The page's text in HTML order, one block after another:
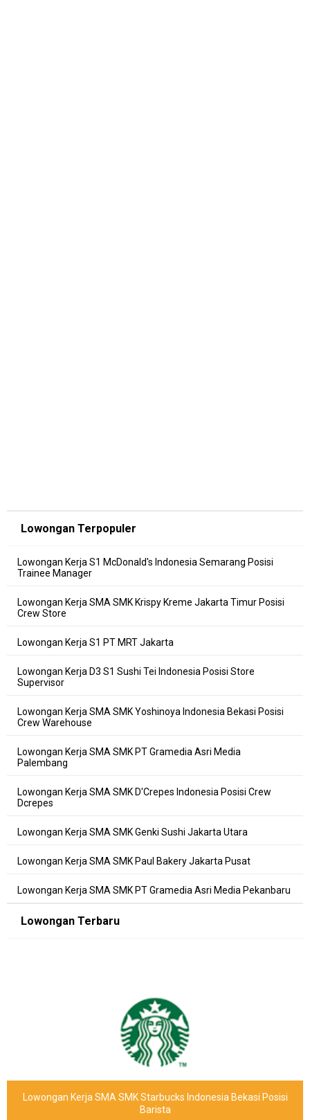
Lowongan Terpopuler
Lowongan Kerja S1 McDonald's Indonesia Semarang Posisi
Trainee Manager
Lowongan Kerja SMA SMK Krispy Kreme Jakarta Timur Posisi
Crew Store
Lowongan Kerja S1 PT MRT Jakarta
Lowongan Kerja D3 S1 Sushi Tei Indonesia Posisi Store
Supervisor
Lowongan Kerja SMA SMK Yoshinoya Indonesia Bekasi Posisi
Crew Warehouse
Lowongan Kerja SMA SMK PT Gramedia Asri Media
Palembang
Lowongan Kerja SMA SMK D'Crepes Indonesia Posisi Crew
Dcrepes
Lowongan Kerja SMA SMK Genki Sushi Jakarta Utara
Lowongan Kerja SMA SMK Paul Bakery Jakarta Pusat
Lowongan Kerja SMA SMK PT Gramedia Asri Media Pekanbaru
Lowongan Terbaru
Lowongan Kerja SMA SMK Starbucks Indonesia Bekasi Posisi
Barista